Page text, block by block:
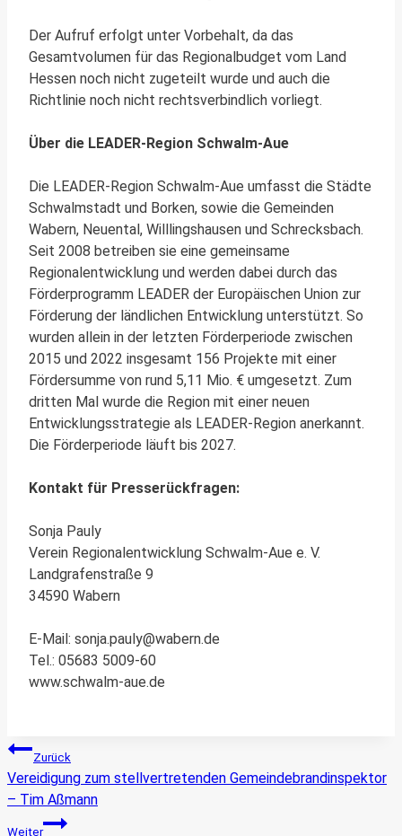
Der Aufruf erfolgt unter Vorbehalt, da das
Gesamtvolumen für das Regionalbudget vom Land
Hessen noch nicht zugeteilt wurde und auch die
Richtlinie noch nicht rechtsverbindlich vorliegt.
Über die LEADER-Region Schwalm-Aue
Die LEADER-Region Schwalm-Aue umfasst die Städte
Schwalmstadt und Borken, sowie die Gemeinden
Wabern, Neuental, Willlingshausen und Schrecksbach.
Seit 2008 betreiben sie eine gemeinsame
Regionalentwicklung und werden dabei durch das
Förderprogramm LEADER der Europäischen Union zur
Förderung der ländlichen Entwicklung unterstützt. So
wurden allein in der letzten Förderperiode zwischen
2015 und 2022 insgesamt 156 Projekte mit einer
Fördersumme von rund 5,11 Mio. € umgesetzt. Zum
dritten Mal wurde die Region mit einer neuen
Entwicklungsstrategie als LEADER-Region anerkannt.
Die Förderperiode läuft bis 2027.
Kontakt für Presserückfragen:
Sonja Pauly
Verein Regionalentwicklung Schwalm-Aue e. V.
Landgrafenstraße 9
34590 Wabern
E-Mail: sonja.pauly@wabern.de
Tel.: 05683 5009-60
www.schwalm-aue.de
Beitragsnavigation
Zurück
Vereidigung zum stellvertretenden Gemeindebrandinspektor
– Tim Aßmann
Weiter